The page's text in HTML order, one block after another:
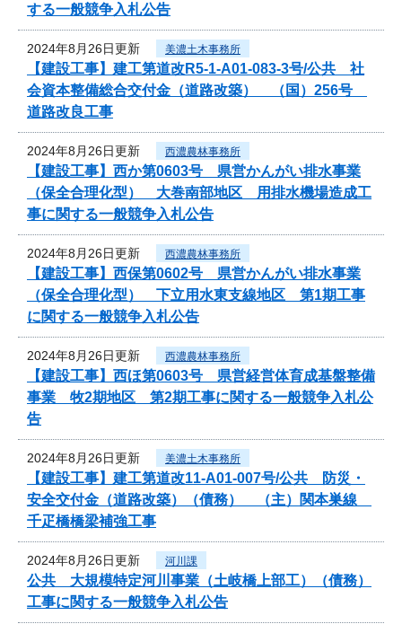
する一般競争入札公告
2024年8月26日更新 美濃土木事務所
【建設工事】建工第道改R5-1-A01-083-3号/公共 社
会資本整備総合交付金（道路改築） （国）256号
道路改良工事
2024年8月26日更新 西濃農林事務所
【建設工事】西か第0603号 県営かんがい排水事業
（保全合理化型） 大巻南部地区 用排水機場造成工
事に関する一般競争入札公告
2024年8月26日更新 西濃農林事務所
【建設工事】西保第0602号 県営かんがい排水事業
（保全合理化型） 下立用水東支線地区 第1期工事
に関する一般競争入札公告
2024年8月26日更新 西濃農林事務所
【建設工事】西ほ第0603号 県営経営体育成基盤整備
事業 牧2期地区 第2期工事に関する一般競争入札公
告
2024年8月26日更新 美濃土木事務所
【建設工事】建工第道改11-A01-007号/公共 防災・
安全交付金（道路改築）（債務） （主）関本巣線
千疋橋橋梁補強工事
2024年8月26日更新 河川課
公共 大規模特定河川事業（土岐橋上部工）（債務）
工事に関する一般競争入札公告